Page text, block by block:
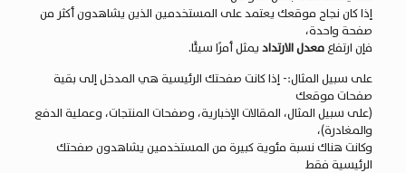
إذا كان نجاح موقعك يعتمد على المستخدمين الذين يشاهدون أكثر من
صفحة واحدة،
فإن ارتفاعمعدل الارتداديمثل أمرًا سيئًا.
على سبيل المثال:- إذا كانت صفحتك الرئيسية هي المدخل إلى بقية
صفحات موقعك
(على سبيل المثال، المقالات الإخبارية، وصفحات المنتجات، وعملية الدفع
والمغادرة)،
وكانت هناك نسبة مئوية كبيرة من المستخدمين يشاهدون صفحتك
الرئيسية فقط